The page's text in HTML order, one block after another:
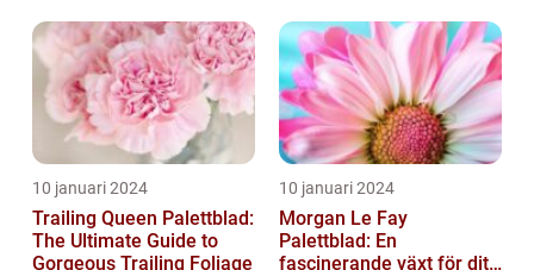
10 januari 2024
Trailing Queen Palettblad:
The Ultimate Guide to
Gorgeous Trailing Foliage
10 januari 2024
Morgan Le Fay
Palettblad: En
fascinerande växt för ditt